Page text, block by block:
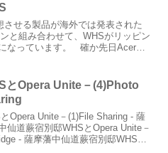
せる製品が海外では発表された
と組み合わせて、WHSがリッピン
なっています。 確か先日Acerの
とOpera Unite－(4)Photo
Opera Unite－(1)File Sharing - 薩
仙道蕨宿別邸WHSとOpera Unite－
- 薩摩藩中仙道蕨宿別邸WHSと